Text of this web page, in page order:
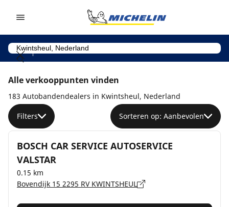
Alle verkooppunten vinden
183 Autobandendealers in Kwintsheul, Nederland
Filters Sorteren op: Aanbevolen
BOSCH CAR SERVICE AUTOSERVICE
VALSTAR
0.15 km
Bovendijk 15 2295 RV KWINTSHEUL